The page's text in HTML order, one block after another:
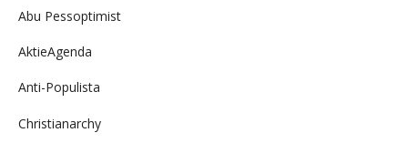
Abu Pessoptimist
AktieAgenda
Anti-Populista
Christianarchy